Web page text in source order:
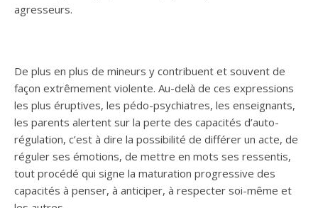
agresseurs.
De plus en plus de mineurs y contribuent et souvent de
façon extrêmement violente. Au-delà de ces expressions
les plus éruptives, les pédo-psychiatres, les enseignants,
les parents alertent sur la perte des capacités d’auto-
régulation, c’est à dire la possibilité de différer un acte, de
réguler ses émotions, de mettre en mots ses ressentis,
tout procédé qui signe la maturation progressive des
capacités à penser, à anticiper, à respecter soi-même et